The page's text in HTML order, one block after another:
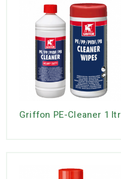
Griffon PE-Cleaner 1 ltr